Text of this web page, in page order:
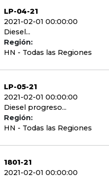
LP-04-21
2021-02-01 00:00:00
Diesel...
Región:
HN - Todas las Regiones
LP-05-21
2021-02-01 00:00:00
Diesel progreso...
Región:
HN - Todas las Regiones
1801-21
2021-02-01 00:00:00